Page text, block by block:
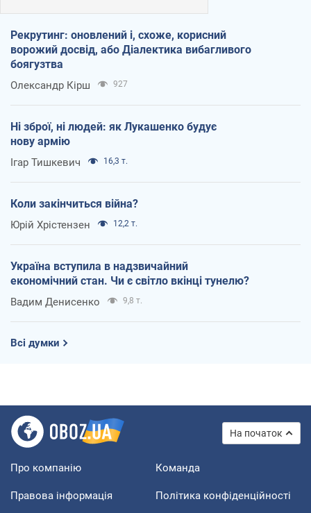
Рекрутинг: оновлений і, схоже, корисний
ворожий досвід, або Діалектика вибагливого
боягузтва
Олександр Кірш 927
Ні зброї, ні людей: як Лукашенко будує
нову армію
Ігар Тишкевич 16,3 т.
Коли закінчиться війна?
Юрій Хрістензен 12,2 т.
Україна вступила в надзвичайний
економічний стан. Чи є світло вкінці тунелю?
Вадим Денисенко 9,8 т.
Всі думки
На початок
Про компанію Команда
Правова інформація Політика конфіденційності